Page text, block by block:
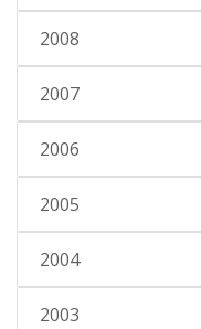
2008
2007
2006
2005
2004
2003